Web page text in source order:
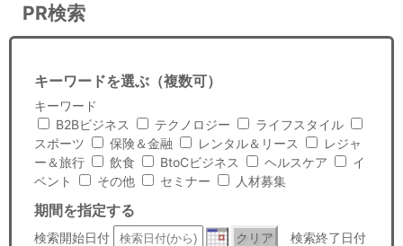
PR検索
キーワードを選ぶ（複数可）
キーワード
B2Bビジネス
テクノロジー
ライフスタイル
スポーツ
保険＆金融 レンタル＆リース
レジャ
ー＆旅行
飲食 BtoCビジネス ヘルスケア
イ
ベント
その他 セミナー 人材募集
期間を指定する
検索開始日付 クリア
検索終了日付